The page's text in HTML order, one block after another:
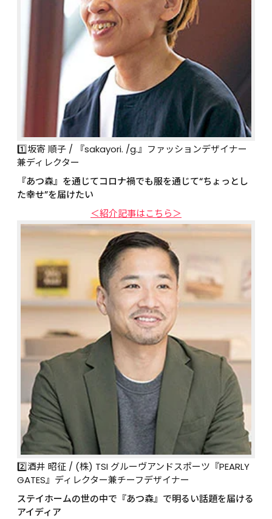
1️⃣坂寄 順子 / 『sakayori. /g.』ファッションデザイナー
兼ディレクター
『あつ森』を通じてコロナ禍でも服を通じて“ちょっとし
た幸せ”を届けたい
＜紹介記事はこちら＞
2️⃣酒井 昭征 / (株) TSI グルーヴアンドスポーツ『PEARLY
GATES』ディレクター兼チーフデザイナー
ステイホームの世の中で『あつ森』で明るい話題を届ける
アイディア